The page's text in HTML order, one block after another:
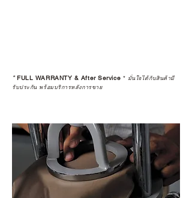
*FULL WARRANTY & After Service * มั่นใจได้กับสินค้ามี
รับประกัน พร้อมบริการหลังการขาย